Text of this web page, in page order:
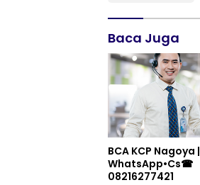
Baca Juga
BCA KCP Nagoya |
WhatsApp•Cs☎
08216277421